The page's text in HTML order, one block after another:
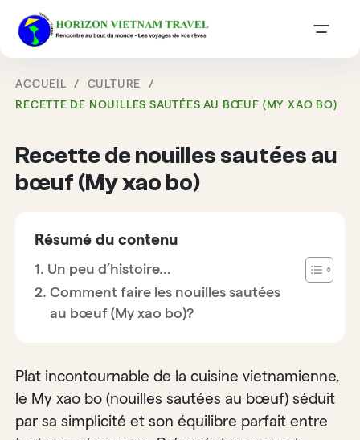
ACCUEIL
CULTURE
RECETTE DE NOUILLES SAUTÉES AU BŒUF (MY XAO BO)
Recette de nouilles sautées au
bœuf (My xao bo)
Résumé du contenu
Un peu d’histoire…
Comment faire les nouilles sautées
au bœuf (My xao bo)?
Plat incontournable de la cuisine vietnamienne,
le My xao bo (nouilles sautées au bœuf) séduit
par sa simplicité et son équilibre parfait entre